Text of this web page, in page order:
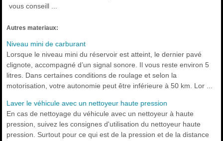
vous conseill ...
Autres materiaux:
Niveau mini de carburant
Lorsque le niveau mini du réservoir est atteint, le dernier pavé
clignote, accompagné d’un signal sonore. Il vous reste environ 5
litres. Dans certaines conditions de roulage et selon la
motorisation, votre autonomie peut être inférieure à 50 km. Lor ...
Laver le véhicule avec un nettoyeur haute pression
En cas de nettoyage du véhicule avec un nettoyeur à haute
pression, suivez les consignes d'utilisation du nettoyeur haute
pression. Surtout pour ce qui est de la pression et de la distance